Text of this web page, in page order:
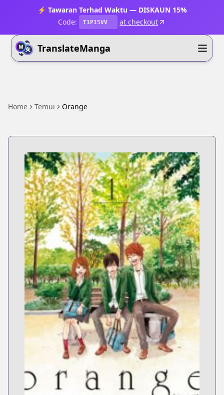
⚡ Tawaran Terhad Waktu — DISKAUN 15%
Code:
T1P15VV at checkout
TranslateManga
Home Temui Orange